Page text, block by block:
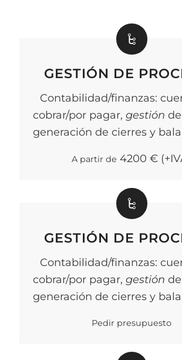
GESTIÓN DE
Contabilidad/finanzas:
cobrar/por pagar, gestión
generación de cierres y
A partir de 4200 €
GESTIÓN DE
Contabilidad/finanzas:
cobrar/por pagar, gestión
generación de cierres y
Pedir presupuesto